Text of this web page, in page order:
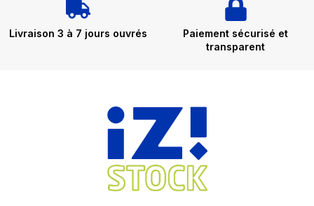
Livraison 3 à 7 jours ouvrés
Paiement sécurisé et
transparent